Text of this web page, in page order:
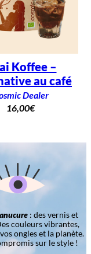
Koffee –
au café
Dealer
16,00€
: des vernis et
couleurs vibrantes,
ongles et la planète.
sur le style !